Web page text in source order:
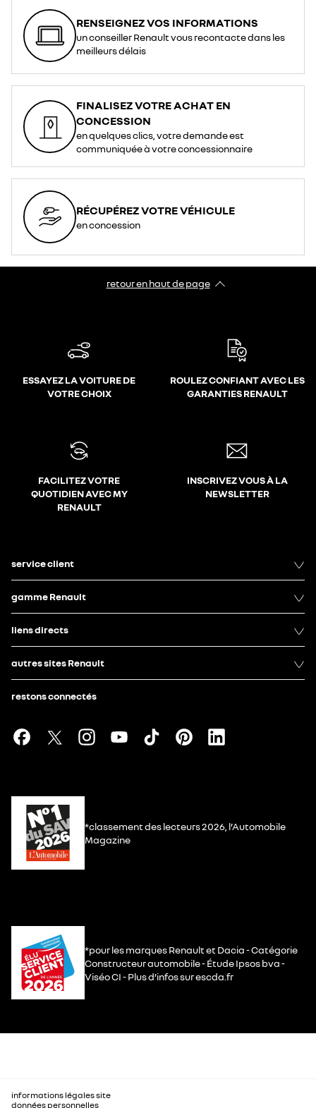
RENSEIGNEZ VOS INFORMATIONS
un conseiller Renault vous recontacte dans les
meilleurs délais
FINALISEZ VOTRE ACHAT EN
CONCESSION
en quelques clics, votre demande est
communiquée à votre concessionnaire
RÉCUPÉREZ VOTRE VÉHICULE
en concession
retour en haut de page​
ESSAYEZ LA VOITURE DE
VOTRE CHOIX
ROULEZ CONFIANT AVEC LES
GARANTIES RENAULT
FACILITEZ VOTRE
QUOTIDIEN AVEC MY
RENAULT
INSCRIVEZ VOUS À LA
NEWSLETTER
service client
gamme Renault
liens directs
autres sites Renault
restons connectés
*classement des lecteurs 2026, l’Automobile
Magazine
*pour les marques Renault et Dacia - Catégorie
Constructeur automobile - Étude Ipsos bva -
Viséo CI - Plus d’infos sur escda.fr
informations légales site
données personnelles